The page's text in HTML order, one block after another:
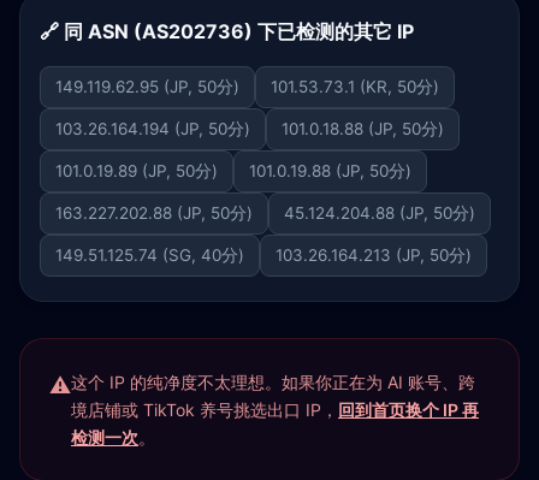
🔗 同 ASN (AS202736) 下已检测的其它 IP
149.119.62.95 (JP, 50分) 101.53.73.1 (KR, 50分)
103.26.164.194 (JP, 50分) 101.0.18.88 (JP, 50分)
101.0.19.89 (JP, 50分) 101.0.19.88 (JP, 50分)
163.227.202.88 (JP, 50分) 45.124.204.88 (JP, 50分)
149.51.125.74 (SG, 40分) 103.26.164.213 (JP, 50分)
这个 IP 的纯净度不太理想。如果你正在为 AI 账号、跨
境店铺或 TikTok 养号挑选出口 IP， 回到首页换个 IP 再
检测一次。